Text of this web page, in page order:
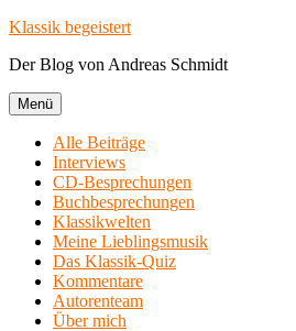
Zum
springen
Klassik begeistert
Der Blog von Andreas Schmidt
Menü
Alle Beiträge
Interviews
CD-Besprechungen
Buchbesprechungen
Klassikwelten
Meine Lieblingsmusik
Das Klassik-Quiz
Kommentare
Autorenteam
Über mich